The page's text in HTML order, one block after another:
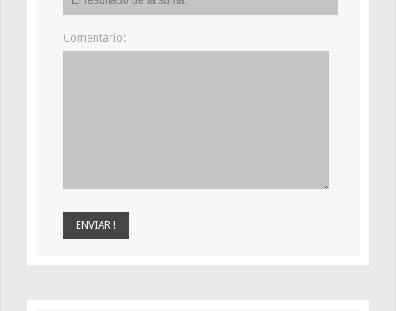
Comentario: